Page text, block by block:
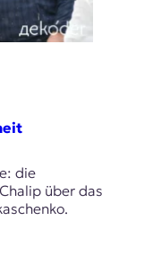
die
über das